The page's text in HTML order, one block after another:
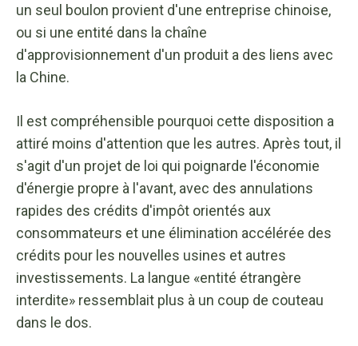
un seul boulon provient d'une entreprise chinoise,
ou si une entité dans la chaîne
d'approvisionnement d'un produit a des liens avec
la Chine.
Il est compréhensible pourquoi cette disposition a
attiré moins d'attention que les autres. Après tout, il
s'agit d'un projet de loi qui poignarde l'économie
d'énergie propre à l'avant, avec des annulations
rapides des crédits d'impôt orientés aux
consommateurs et une élimination accélérée des
crédits pour les nouvelles usines et autres
investissements. La langue «entité étrangère
interdite» ressemblait plus à un coup de couteau
dans le dos.